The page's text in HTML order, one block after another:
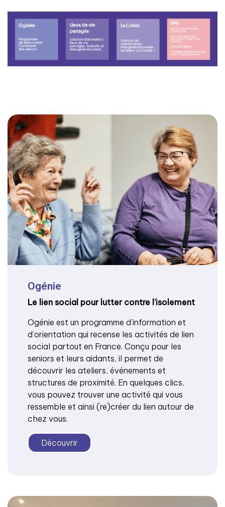
Ogénie
Le lien social pour lutter contre l’isolement
Ogénie est un programme d’information et
d’orientation qui recense les activités de lien
social partout en France. Conçu pour les
seniors et leurs aidants, il permet de
découvrir les ateliers, événements et
structures de proximité. En quelques clics,
vous pouvez trouver une activité qui vous
ressemble et ainsi (re)créer du lien autour de
chez vous.
Découvrir